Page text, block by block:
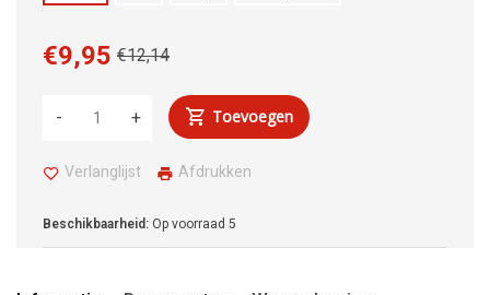
€12,14
€9,95
+
- Toevoegen
Verlanglijst Afdrukken
Beschikbaarheid: Op voorraad 5